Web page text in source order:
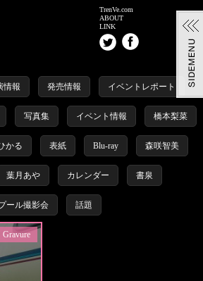
TrenVe.com
ABOUT
LINK
情報 発売情報 イベントレポート
写真集 イベント情報 橋本梨菜
かる 表紙 Blu-ray 森咲智美
葉月あや カレンダー 書泉
ール撮影会 話題
Gravure